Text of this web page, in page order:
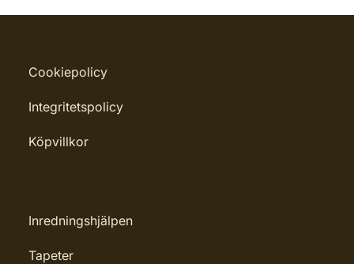
Cookiepolicy
Integritetspolicy
Köpvillkor
Inredningshjälpen
Tapeter